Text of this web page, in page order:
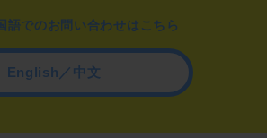
語でのお問い合わせはこちら
English／中文